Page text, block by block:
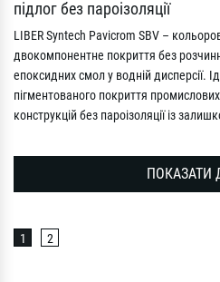
підлог без пароізоляції
LIBER Syntech Pavicrom SBV –
двокомпонентне покриття без
епоксидних смол у водній дисперсії.
пігментованого покриття
конструкцій без пароізоляції із
ПОКАЗАТИ
1 2